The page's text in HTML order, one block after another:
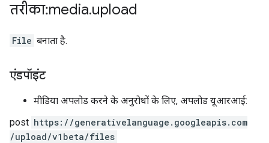
तरीका: media.upload
File बनाता है.
एंडपॉइंट
मीडिया अपलोड करने के अनुरोधों के लिए, अपलोड यूआरआई:
post https: / /generativelanguage.googleapis.com
/upload/v1beta/files